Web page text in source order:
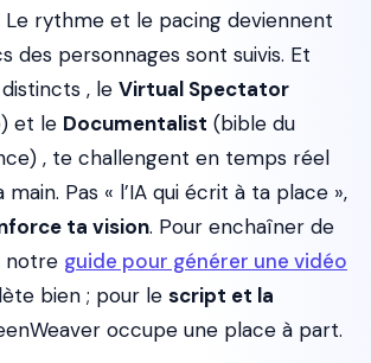
Le rythme et le pacing deviennent
des personnages sont suivis. Et
, le Virtual Spectator
et le Documentalist (bible du
, te challengent en temps réel
Pas « l’IA qui écrit à ta place »,
ta vision. Pour enchaîner de
notre guide pour générer une vidéo
bien ; pour le script et la
occupe une place à part.